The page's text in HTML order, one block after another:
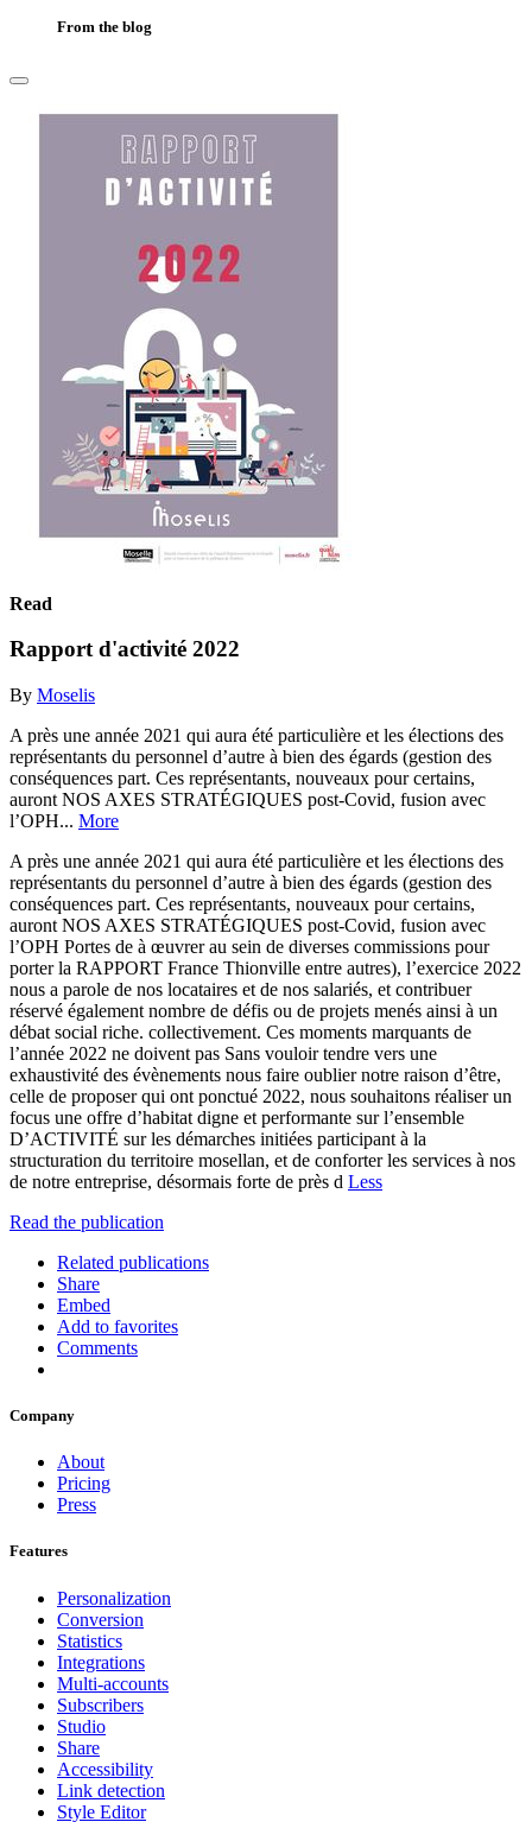
From the blog
Read
Rapport d'activité 2022
By Moselis
A près une année 2021 qui aura été particulière et les élections des
représentants du personnel d’autre à bien des égards (gestion des
conséquences part. Ces représentants, nouveaux pour certains,
auront NOS AXES STRATÉGIQUES post-Covid, fusion avec
l’OPH... More
A près une année 2021 qui aura été particulière et les élections des
représentants du personnel d’autre à bien des égards (gestion des
conséquences part. Ces représentants, nouveaux pour certains,
auront NOS AXES STRATÉGIQUES post-Covid, fusion avec
l’OPH Portes de à œuvrer au sein de diverses commissions pour
porter la RAPPORT France Thionville entre autres), l’exercice 2022
nous a parole de nos locataires et de nos salariés, et contribuer
réservé également nombre de défis ou de projets menés ainsi à un
débat social riche. collectivement. Ces moments marquants de
l’année 2022 ne doivent pas Sans vouloir tendre vers une
exhaustivité des évènements nous faire oublier notre raison d’être,
celle de proposer qui ont ponctué 2022, nous souhaitons réaliser un
focus une offre d’habitat digne et performante sur l’ensemble
D’ACTIVITÉ sur les démarches initiées participant à la
structuration du territoire mosellan, et de conforter les services à nos
de notre entreprise, désormais forte de près d Less
Read the publication
Related publications
Share
Embed
Add to favorites
Comments
Company
About
Pricing
Press
Features
Personalization
Conversion
Statistics
Integrations
Multi-accounts
Subscribers
Studio
Share
Accessibility
Link detection
Style Editor